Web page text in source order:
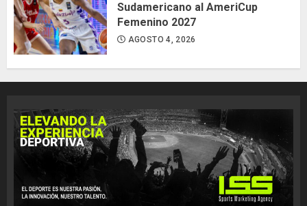
Sudamericano al AmeriCup
Femenino 2027
AGOSTO 4, 2026